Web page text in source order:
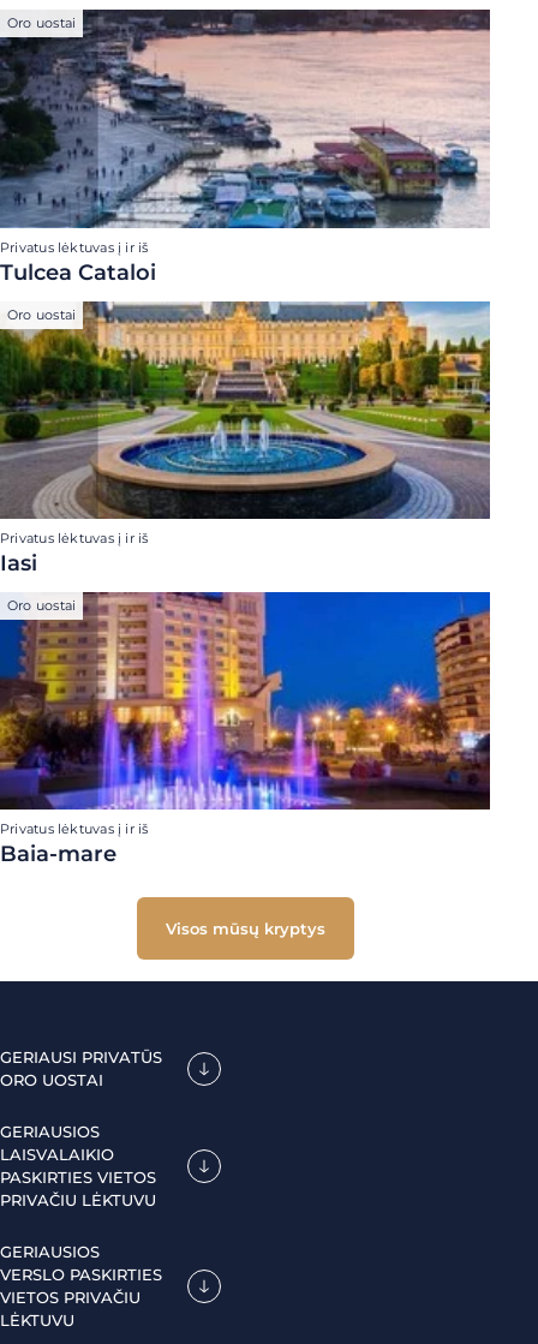
Oro uostai
Privatus lėktuvas į ir iš
Tulcea Cataloi
Oro uostai
Privatus lėktuvas į ir iš
Iasi
Oro uostai
Privatus lėktuvas į ir iš
Baia-mare
Visos mūsų kryptys
GERIAUSI PRIVATŪS
ORO UOSTAI
GERIAUSIOS
LAISVALAIKIO
PASKIRTIES VIETOS
PRIVAČIU LĖKTUVU
GERIAUSIOS
VERSLO PASKIRTIES
VIETOS PRIVAČIU
LĖKTUVU